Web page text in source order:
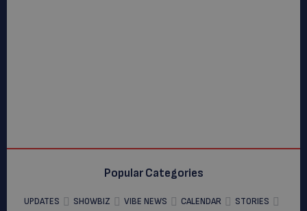
Popular Categories
UPDATES SHOWBIZ VIBE NEWS CALENDAR
STORIES